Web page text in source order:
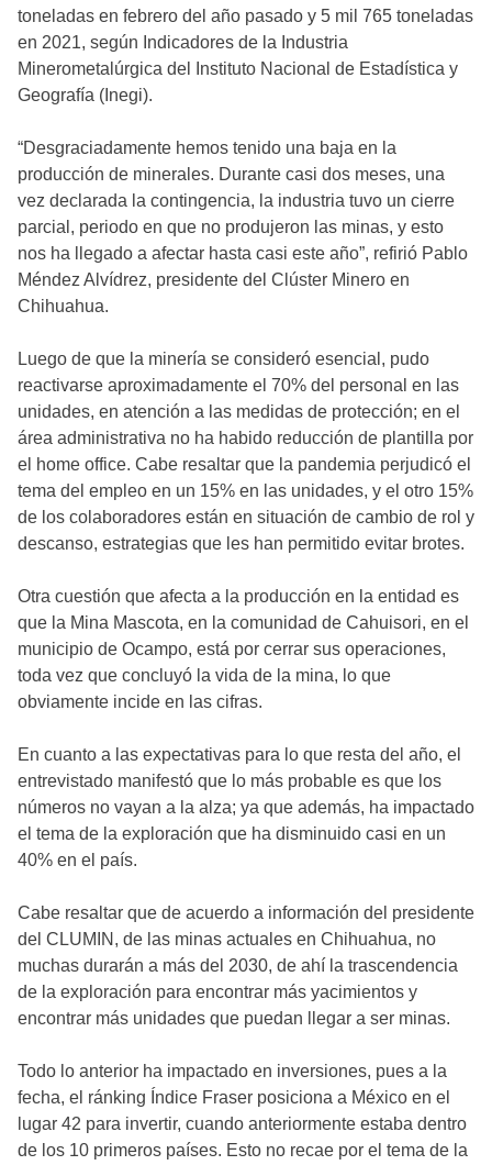
toneladas en febrero del año pasado y 5 mil 765 toneladas
en 2021, según Indicadores de la Industria
Minerometalúrgica del Instituto Nacional de Estadística y
Geografía (Inegi).
“Desgraciadamente hemos tenido una baja en la
producción de minerales. Durante casi dos meses, una
vez declarada la contingencia, la industria tuvo un cierre
parcial, periodo en que no produjeron las minas, y esto
nos ha llegado a afectar hasta casi este año”, refirió Pablo
Méndez Alvídrez, presidente del Clúster Minero en
Chihuahua.
Luego de que la minería se consideró esencial, pudo
reactivarse aproximadamente el 70% del personal en las
unidades, en atención a las medidas de protección; en el
área administrativa no ha habido reducción de plantilla por
el home office. Cabe resaltar que la pandemia perjudicó el
tema del empleo en un 15% en las unidades, y el otro 15%
de los colaboradores están en situación de cambio de rol y
descanso, estrategias que les han permitido evitar brotes.
Otra cuestión que afecta a la producción en la entidad es
que la Mina Mascota, en la comunidad de Cahuisori, en el
municipio de Ocampo, está por cerrar sus operaciones,
toda vez que concluyó la vida de la mina, lo que
obviamente incide en las cifras.
En cuanto a las expectativas para lo que resta del año, el
entrevistado manifestó que lo más probable es que los
números no vayan a la alza; ya que además, ha impactado
el tema de la exploración que ha disminuido casi en un
40% en el país.
Cabe resaltar que de acuerdo a información del presidente
del CLUMIN, de las minas actuales en Chihuahua, no
muchas durarán a más del 2030, de ahí la trascendencia
de la exploración para encontrar más yacimientos y
encontrar más unidades que puedan llegar a ser minas.
Todo lo anterior ha impactado en inversiones, pues a la
fecha, el ránking Índice Fraser posiciona a México en el
lugar 42 para invertir, cuando anteriormente estaba dentro
de los 10 primeros países. Esto no recae por el tema de la